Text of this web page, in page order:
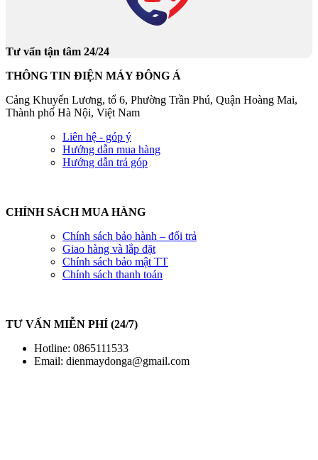
Tư vấn tận tâm 24/24
THÔNG TIN ĐIỆN MÁY ĐÔNG Á
Cảng Khuyến Lương, tổ 6, Phường Trần Phú, Quận Hoàng Mai,
Thành phố Hà Nội, Việt Nam
Liên hệ - góp ý
Hướng dẫn mua hàng
Hướng dẫn trả góp
CHÍNH SÁCH MUA HÀNG
Chính sách bảo hành – đổi trả
Giao hàng và lắp đặt
Chính sách bảo mật TT
Chính sách thanh toán
TƯ VẤN MIỄN PHÍ (24/7)
Hotline: 0865111533
Email: dienmaydonga@gmail.com